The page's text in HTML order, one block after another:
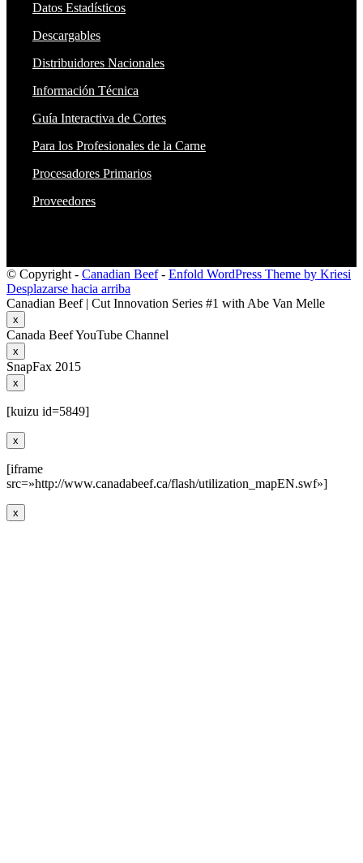
Datos Estadísticos
Descargables
Distribuidores Nacionales
Información Técnica
Guía Interactiva de Cortes
Para los Profesionales de la Carne
Procesadores Primarios
Proveedores
© Copyright - Canadian Beef- Enfold WordPress Theme by Kriesi
Desplazarse hacia arriba
Canadian Beef | Cut Innovation Series #1 with Abe Van Melle
x
Canada Beef YouTube Channel
x
SnapFax 2015
x
[kuizu id=5849]
x
[iframe
src=»http://www.canadabeef.ca/flash/utilization_mapEN.swf»]
x